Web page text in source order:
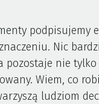
podpisujemy
Nic
pozostaje nie tylko
Wiem, co
ludziom